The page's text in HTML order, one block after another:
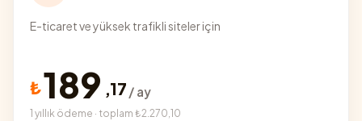
E-ticaret ve yüksek trafikli siteler için
₺189 ,17 / ay
1 yıllık ödeme · toplam ₺2.270,10